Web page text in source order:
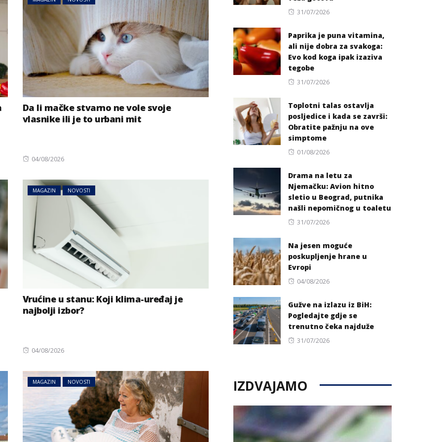
Da li mačke stvarno ne vole svoje
vlasnike ili je to urbani mit
Posted
04/08/2026
MAGAZIN NOVOSTI
Vrućine u stanu: Koji klima-uređaj je
najbolji izbor?
Posted
04/08/2026
MAGAZIN NOVOSTI
Posted
31/07/2026
Paprika je puna vitamina,
ali nije dobra za svakoga:
Evo kod koga ipak izaziva
tegobe
Posted
31/07/2026
Toplotni talas ostavlja
posljedice i kada se završi:
Obratite pažnju na ove
simptome
Posted
01/08/2026
Drama na letu za
Njemačku: Avion hitno
sletio u Beograd, putnika
našli nepomičnog u toaletu
Posted
31/07/2026
Na jesen moguće
poskupljenje hrane u
Evropi
Posted
04/08/2026
Gužve na izlazu iz BiH:
Pogledajte gdje se
trenutno čeka najduže
Posted
31/07/2026
IZDVAJAMO